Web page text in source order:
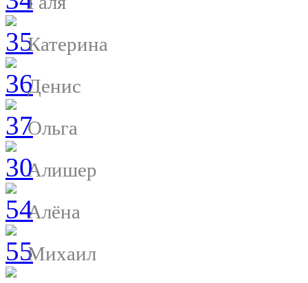
Катерина
Денис
Ольга
Алишер
Алёна
Михаил